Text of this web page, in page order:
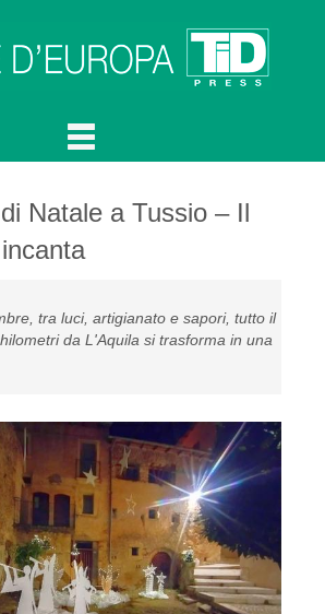
Natale a Tussio – Il
tra luci, artigianato e sapori, tutto il
da L'Aquila si trasforma in una